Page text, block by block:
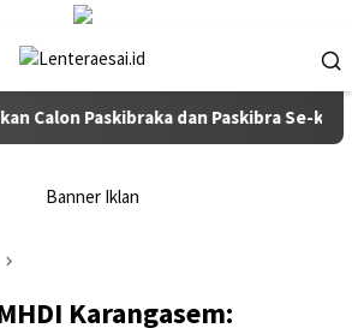
Paskibraka dan Paskibra Se-
Karangasem: